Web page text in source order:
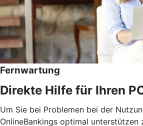
Fernwartung
Direkte Hilfe für Ihren
Um Sie bei Problemen bei der
OnlineBankings optimal unterstützen